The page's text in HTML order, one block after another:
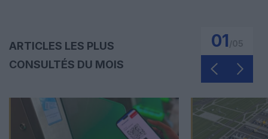
ARTICLES LES PLUS
CONSULTÉS DU MOIS
01